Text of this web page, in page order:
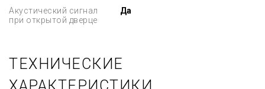
Акустический сигнал
при открытой дверце
Да
ТЕХНИЧЕСКИЕ